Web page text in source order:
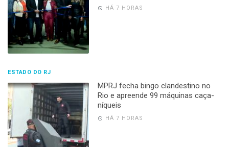
HÁ 7 HORAS
ESTADO DO RJ
MPRJ fecha bingo clandestino no
Rio e apreende 99 máquinas caça-
níqueis
HÁ 7 HORAS